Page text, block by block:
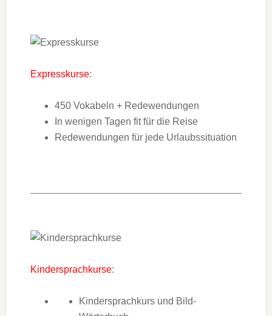
Expresskurse:
450 Vokabeln + Redewendungen
In wenigen Tagen fit für die Reise
Redewendungen für jede Urlaubssituation
Kindersprachkurse:
Kindersprachkurs und Bild-